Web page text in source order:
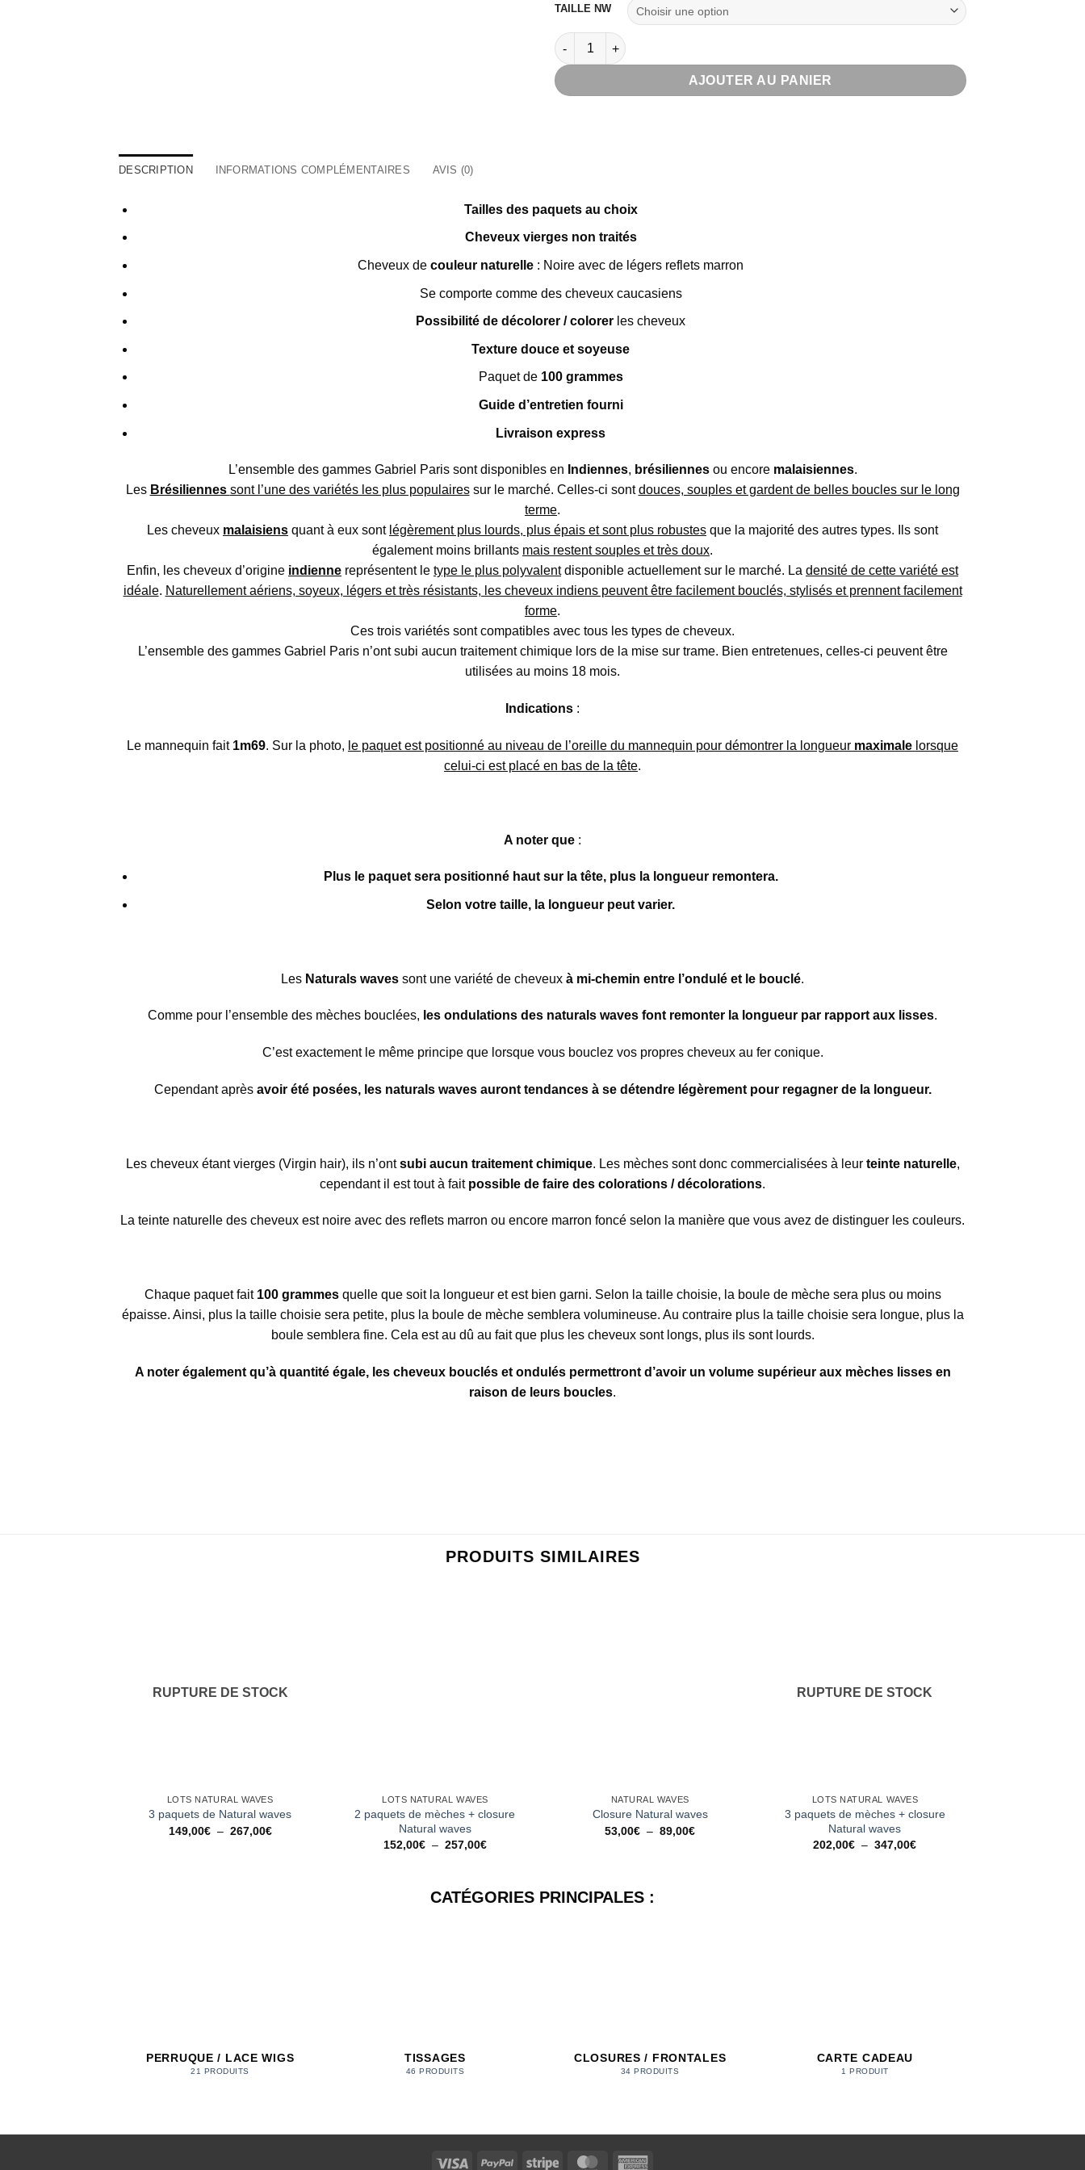
TAILLE NW
quantité de Paquets de mèches Natural waves
AJOUTER AU PANIER
DESCRIPTION INFORMATIONS COMPLÉMENTAIRES AVIS (0)
Tailles des paquets au choix
Cheveux vierges non traités
Cheveux decouleur naturelle : Noire avec de légers reflets marron
Se comporte comme des cheveux caucasiens
Possibilité de décolorer / colorer les cheveux
Texture douce et soyeuse
Paquet de 100 grammes
Guide d’entretien fourni
Livraison express
L’ensemble des gammes Gabriel Paris sont disponibles en Indiennes, brésiliennesou encore malaisiennes.
Les Brésiliennes sont l’une des variétés les plus populairessur le marché. Celles-ci sontdouces, souples et gardent de belles boucles sur le long
terme.
Les cheveux malaisiens quant à eux sont légèrement plus lourds, plus épais et sont plus robustes que la majorité des autres types. Ils sont
également moins brillants mais restent souples et très doux.
Enfin, les cheveux d’origine indienne représentent le type le plus polyvalentdisponible actuellement sur le marché. La densité de cette variété est
idéale. Naturellement aériens, soyeux, légers et très résistants, les cheveux indiens peuvent être facilement bouclés, stylisés et prennent facilement
forme.
Ces trois variétés sont compatibles avec tous les types de cheveux.
L’ensemble des gammes Gabriel Paris n’ont subi aucun traitement chimique lors de la mise sur trame. Bien entretenues, celles-ci peuvent être
utilisées au moins 18 mois.
Indications :
Le mannequin fait 1m69. Sur la photo, le paquet est positionné au niveau de l’oreille du mannequin pour démontrer la longueur maximale lorsque
celui-ci est placé en bas de la tête.
A noter que :
Plus le paquet sera positionné haut sur la tête, plus la longueur remontera.
Selon votre taille, la longueur peut varier.
Les Naturals waves sont une variété de cheveux à mi-chemin entre l’ondulé et le bouclé.
Comme pour l’ensemble des mèches bouclées, les ondulations des naturals waves font remonter la longueur par rapport aux lisses.
C’est exactement le même principe que lorsque vous bouclez vos propres cheveux au fer conique.
Cependant après avoir été posées, les naturals waves auront tendances à se détendre légèrement pour regagner de la longueur.
Les cheveux étant vierges (Virgin hair), ils n’ontsubi aucun traitement chimique. Les mèches sont donc commercialisées à leur teinte naturelle,
cependant il est tout à fait possible de faire des colorations / décolorations.
La teinte naturelle des cheveux est noire avec des reflets marron ou encore marron foncé selon la manière que vous avez de distinguer les couleurs.
Chaque paquet fait 100 grammesquelle que soit la longueur et est bien garni. Selon la taille choisie, la boule de mèche sera plus ou moins
épaisse. Ainsi, plus la taille choisie sera petite, plus la boule de mèche semblera volumineuse. Au contraire plus la taille choisie sera longue, plus la
boule semblera fine. Cela est au dû au fait que plus les cheveux sont longs, plus ils sont lourds.
A noter également qu’à quantité égale, les cheveux bouclés et ondulés permettront d’avoir un volume supérieur aux mèches lisses en
raison de leurs boucles.
PRODUITS SIMILAIRES
RUPTURE DE STOCK
LOTS NATURAL WAVES
3 paquets de Natural waves
149,00€ – 267,00€Plage
LOTS NATURAL WAVES
2 paquets de mèches + closure
Natural waves
152,00€ – 257,00€Plage
à
257,00€
NATURAL WAVES
Closure Natural waves
53,00€ – 89,00€Plage
RUPTURE DE STOCK
LOTS NATURAL WAVES
3 paquets de mèches + closure
Natural waves
202,00€ – 347,00€Plage
CATÉGORIES PRINCIPALES :
PERRUQUE / LACE WIGS
21 PRODUITS
TISSAGES
46 PRODUITS
CLOSURES / FRONTALES
34 PRODUITS
CARTE CADEAU
1 PRODUIT
Visa PayPal Stripe MasterCard